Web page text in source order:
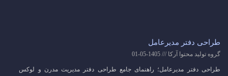
طراحی دفتر مدیرعامل
گروه تولید محتوا آرکا
طراحی دفتر مدیرعامل؛ راهنمای جامع طراحی دفتر مدیریت مدرن و لوکس